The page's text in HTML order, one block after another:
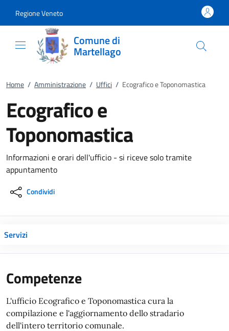
Regione Veneto
Comune di
Martellago
Home / Amministrazione / Uffici / Ecografico e Toponomastica
Ecografico e
Toponomastica
Informazioni e orari dell'ufficio - si riceve solo tramite
appuntamento
Condividi
Servizi
Competenze
L'ufficio Ecografico e Toponomastica cura la
compilazione e l'aggiornamento dello stradario
dell'intero territorio comunale.